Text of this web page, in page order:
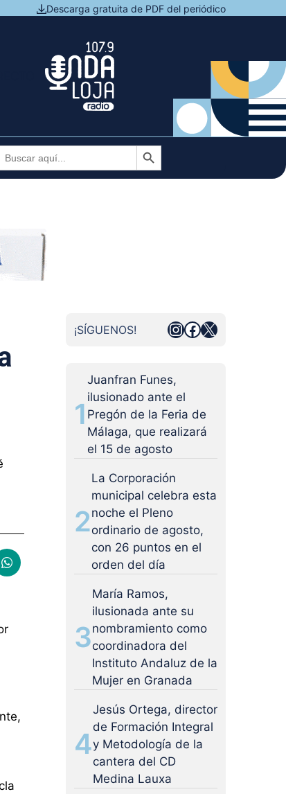
Descarga gratuita de PDF del periódico
Botón de búsqueda
¡SÍGUENOS! Instagram
Facebook
X
1
Juanfran Funes,
ilusionado ante el
Pregón de la Feria de
Málaga, que realizará
el 15 de agosto
2
La Corporación
municipal celebra esta
noche el Pleno
ordinario de agosto,
con 26 puntos en el
orden del día
3
María Ramos,
ilusionada ante su
nombramiento como
coordinadora del
Instituto Andaluz de la
Mujer en Granada
4
Jesús Ortega, director
de Formación Integral
y Metodología de la
cantera del CD
Medina Lauxa